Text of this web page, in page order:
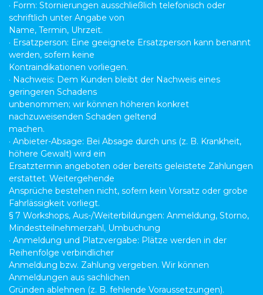
· Form: Stornierungen ausschließlich telefonisch oder
schriftlich unter Angabe von
Name, Termin, Uhrzeit.
· Ersatzperson: Eine geeignete Ersatzperson kann benannt
werden, sofern keine
Kontraindikationen vorliegen.
· Nachweis: Dem Kunden bleibt der Nachweis eines
geringeren Schadens
unbenommen; wir können höheren konkret
nachzuweisenden Schaden geltend
machen.
· Anbieter-Absage: Bei Absage durch uns (z. B. Krankheit,
höhere Gewalt) wird ein
Ersatztermin angeboten oder bereits geleistete Zahlungen
erstattet. Weitergehende
Ansprüche bestehen nicht, sofern kein Vorsatz oder grobe
Fahrlässigkeit vorliegt.
§ 7 Workshops, Aus-/Weiterbildungen: Anmeldung, Storno,
Mindestteilnehmerzahl, Umbuchung
· Anmeldung und Platzvergabe: Plätze werden in der
Reihenfolge verbindlicher
Anmeldung bzw. Zahlung vergeben. Wir können
Anmeldungen aus sachlichen
Gründen ablehnen (z. B. fehlende Voraussetzungen).